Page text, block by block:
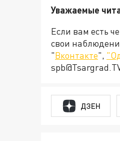
Уважаемые
Если вам есть
свои
"Вконтакте",
ДЗЕН